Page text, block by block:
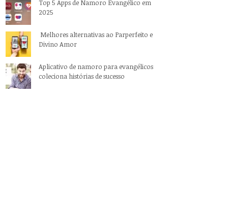
Top 5 Apps de Namoro Evangélico em
2025
Melhores alternativas ao Parperfeito e
Divino Amor
Aplicativo de namoro para evangélicos
coleciona histórias de sucesso